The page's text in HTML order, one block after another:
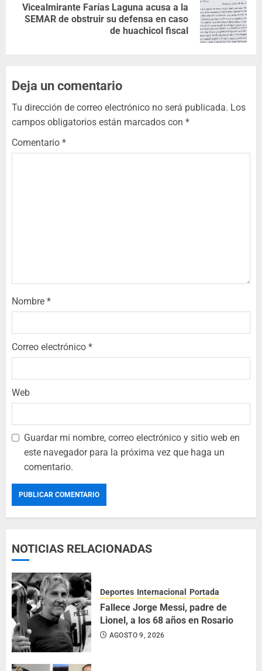
Vicealmirante Farías Laguna acusa a la
SEMAR de obstruir su defensa en caso
de huachicol fiscal
Deja un comentario
Tu dirección de correo electrónico no será publicada. Los
campos obligatorios están marcados con *
Comentario *
Nombre *
Correo electrónico *
Web
Guardar mi nombre, correo electrónico y sitio web en
este navegador para la próxima vez que haga un
comentario.
NOTICIAS RELACIONADAS
Deportes Internacional Portada
Fallece Jorge Messi, padre de
Lionel, a los 68 años en Rosario
AGOSTO 9, 2026